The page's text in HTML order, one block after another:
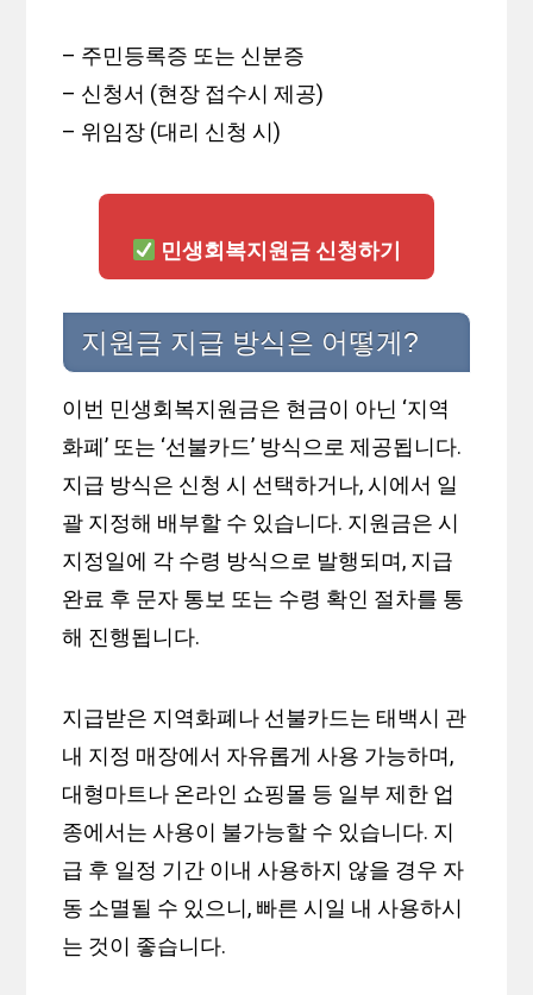
– 주민등록증 또는 신분증
– 신청서 (현장 접수시 제공)
– 위임장 (대리 신청 시)
민생회복지원금 신청하기
지원금 지급 방식은 어떻게?
이번 민생회복지원금은 현금이 아닌 ‘지역
화폐’ 또는 ‘선불카드’ 방식으로 제공됩니다.
지급 방식은 신청 시 선택하거나, 시에서 일
괄 지정해 배부할 수 있습니다. 지원금은 시
지정일에 각 수령 방식으로 발행되며, 지급
완료 후 문자 통보 또는 수령 확인 절차를 통
해 진행됩니다.
지급받은 지역화폐나 선불카드는 태백시 관
내 지정 매장에서 자유롭게 사용 가능하며,
대형마트나 온라인 쇼핑몰 등 일부 제한 업
종에서는 사용이 불가능할 수 있습니다. 지
급 후 일정 기간 이내 사용하지 않을 경우 자
동 소멸될 수 있으니, 빠른 시일 내 사용하시
는 것이 좋습니다.